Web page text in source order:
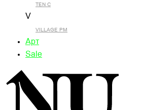
TEN C
V
VILLAGE PM
Арт
Sale